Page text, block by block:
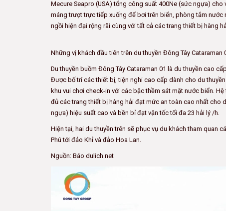
Mecure Seapro (USA) tổng công suất 400Ne (sức ngựa)
máng trượt trực tiếp xuống để bơi trên biển, phòng tắm
ngồi hiện đại rộng rãi cùng với tất cả các trang thiết bị hàng
Những vị khách đầu tiên trên du thuyền Đông Tây Cataraman
Du thuyền buồm Đông Tây Cataraman 01 là du thuyền cao
Được bố trí các thiết bị, tiện nghi cao cấp dành cho du
khu vui chơi check-in với các bậc thềm sát mặt nước biển.
đủ các trang thiết bị hàng hải đạt mức an toàn cao nhất cho
ngựa) hiệu suất cao và bền bỉ đạt vận tốc tối đa 23 hải lý /h.
Hiện tại, hai du thuyền trên sẽ phục vụ du khách tham quan
Phú tới đảo Khỉ và đảo Hoa Lan.
Nguồn: Báo dulich.net